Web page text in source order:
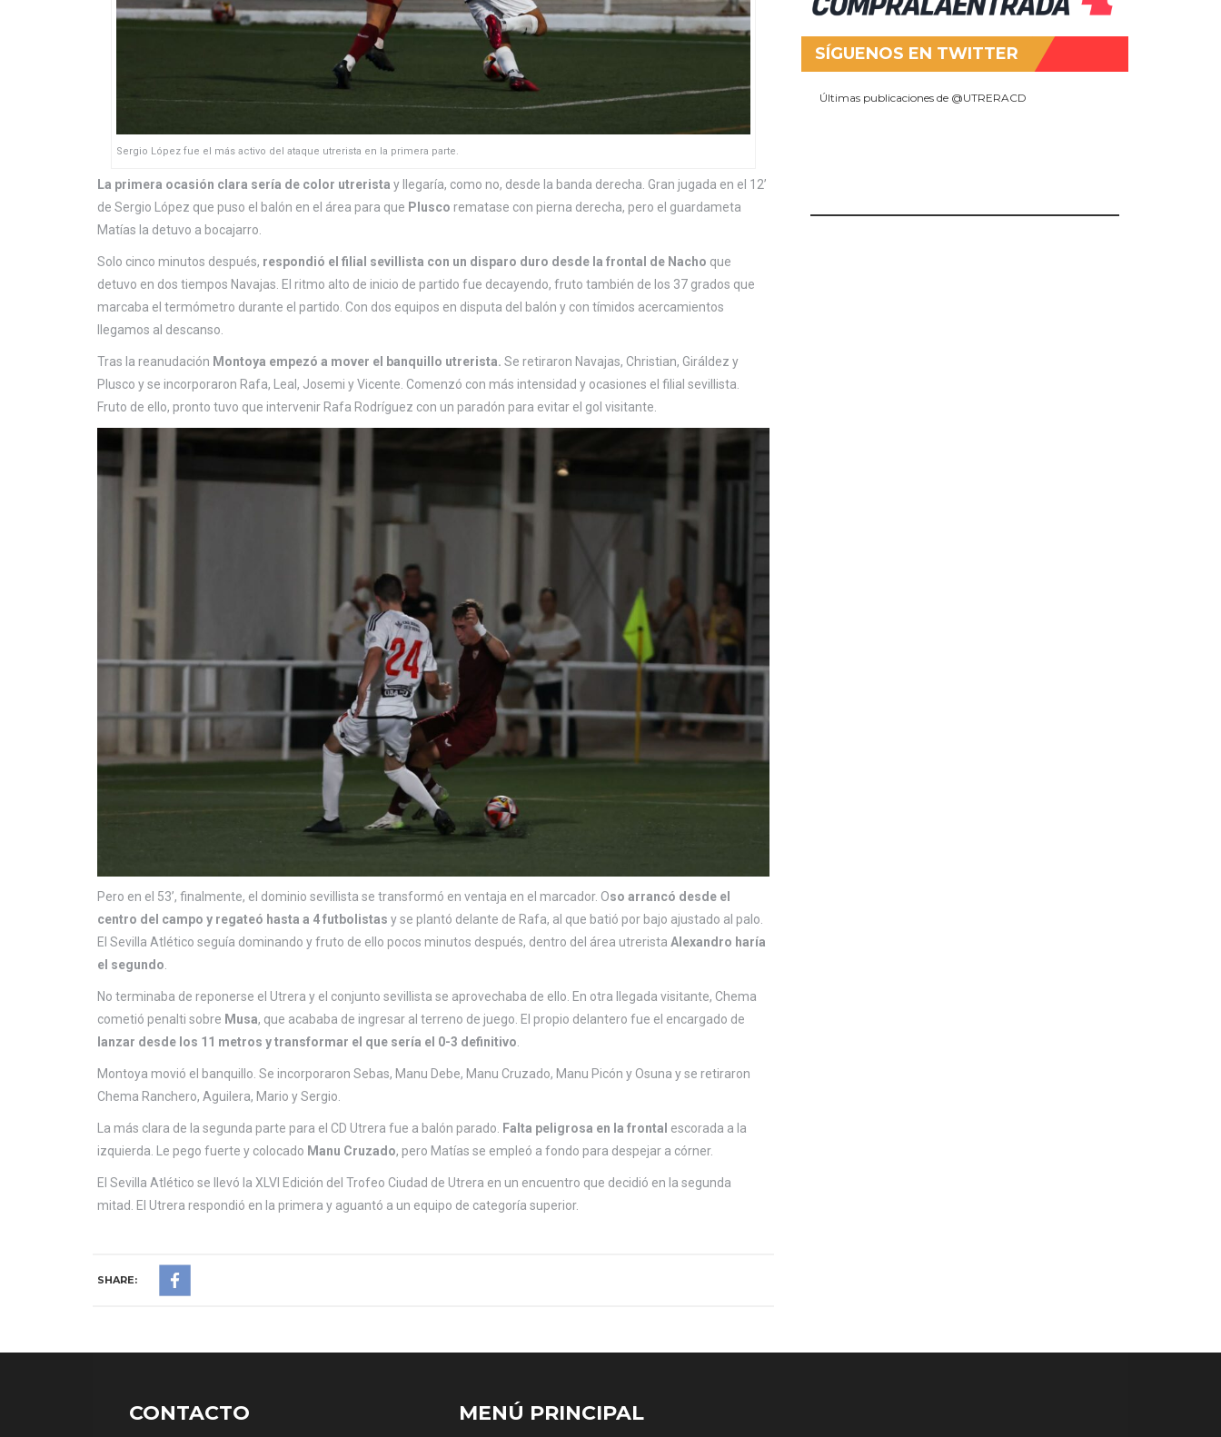
Sergio López fue el más activo del ataque utrerista en la primera parte.
La primera ocasión clara sería de color utrerista y llegaría, como no, desde la banda derecha. Gran jugada en el 12’
de Sergio López que puso el balón en el área para que Plusco rematase con pierna derecha, pero el guardameta
Matías la detuvo a bocajarro.
Solo cinco minutos después, respondió el filial sevillista con un disparo duro desde la frontal de Nacho que
detuvo en dos tiempos Navajas. El ritmo alto de inicio de partido fue decayendo, fruto también de los 37 grados que
marcaba el termómetro durante el partido. Con dos equipos en disputa del balón y con tímidos acercamientos
llegamos al descanso.
Tras la reanudación Montoya empezó a mover el banquillo utrerista. Se retiraron Navajas, Christian, Giráldez y
Plusco y se incorporaron Rafa, Leal, Josemi y Vicente. Comenzó con más intensidad y ocasiones el filial sevillista.
Fruto de ello, pronto tuvo que intervenir Rafa Rodríguez con un paradón para evitar el gol visitante.
Pero en el 53’, finalmente, el dominio sevillista se transformó en ventaja en el marcador. Oso arrancó desde el
centro del campo y regateó hasta a 4 futbolistas y se plantó delante de Rafa, al que batió por bajo ajustado al palo.
El Sevilla Atlético seguía dominando y fruto de ello pocos minutos después, dentro del área utrerista Alexandro haría
el segundo
No terminaba de reponerse el Utrera y el conjunto sevillista se aprovechaba de ello. En otra llegada visitante, Chema
cometió penalti sobre Musa, que acababa de ingresar al terreno de juego. El propio delantero fue el encargado de
lanzar desde los 11 metros y transformar el que sería el 0-3 definitivo
Montoya movió el banquillo. Se incorporaron Sebas, Manu Debe, Manu Cruzado, Manu Picón y Osuna y se retiraron
Chema Ranchero, Aguilera, Mario y Sergio.
La más clara de la segunda parte para el CD Utrera fue a balón parado. Falta peligrosa en la frontal escorada a la
izquierda. Le pego fuerte y colocado Manu Cruzado, pero Matías se empleó a fondo para despejar a córner.
El Sevilla Atlético se llevó la XLVI Edición del Trofeo Ciudad de Utrera en un encuentro que decidió en la segunda
mitad. El Utrera respondió en la primera y aguantó a un equipo de categoría superior.
SHARE:
SÍGUENOS EN TWITTER
Últimas publicaciones de @UTRERACD
CONTACTO MENÚ PRINCIPAL